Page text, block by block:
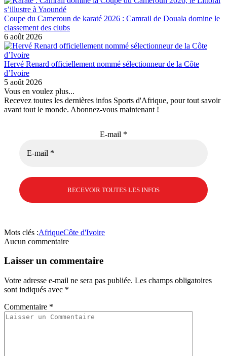
Coupe du Cameroun de karaté 2026 : Camrail de Douala domine le
classement des clubs
6 août 2026
Hervé Renard officiellement nommé sélectionneur de la Côte
d’Ivoire
5 août 2026
Vous en voulez plus...
Recevez toutes les dernières infos Sports d'Afrique, pour tout savoir
avant tout le monde. Abonnez-vous maintenant !
E-mail *
Mots clés :AfriqueCôte d'Ivoire
Aucun commentaire
Laisser un commentaire
Votre adresse e-mail ne sera pas publiée. Les champs obligatoires
sont indiqués avec *
Commentaire *